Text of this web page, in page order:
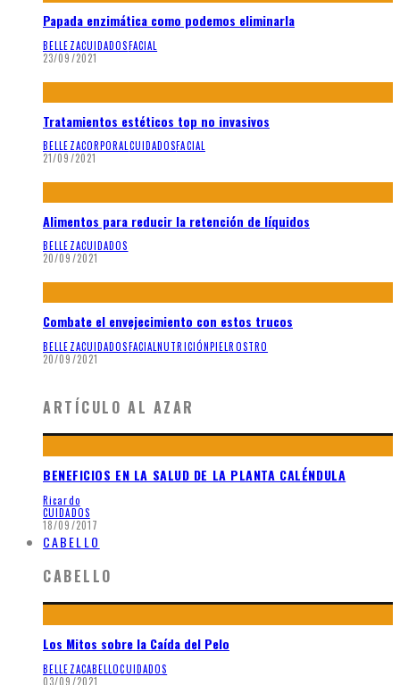
Papada enzimática como podemos eliminarla
BELLEZACUIDADOSFACIAL
23/09/2021
Tratamientos estéticos top no invasivos
BELLEZACORPORAL CUIDADOSFACIAL
21/09/2021
Alimentos para reducir la retención de líquidos
BELLEZACUIDADOS
20/09/2021
Combate el envejecimiento con estos trucos
BELLEZACUIDADOSFACIALNUTRICIÓNPIELROSTRO
20/09/2021
ARTÍCULO AL AZAR
BENEFICIOS EN LA SALUD DE LA PLANTA CALÉNDULA
Ricardo
CUIDADOS
18/09/2017
CABELLO
CABELLO
Los Mitos sobre la Caída del Pelo
BELLEZACABELLOCUIDADOS
03/09/2021